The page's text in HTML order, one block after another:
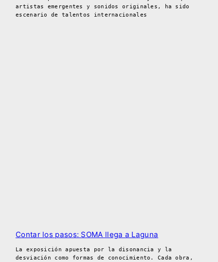
artistas emergentes y sonidos originales, ha sido
escenario de talentos internacionales
Contar los pasos: SOMA llega a Laguna
La exposición apuesta por la disonancia y la
desviación como formas de conocimiento. Cada obra,